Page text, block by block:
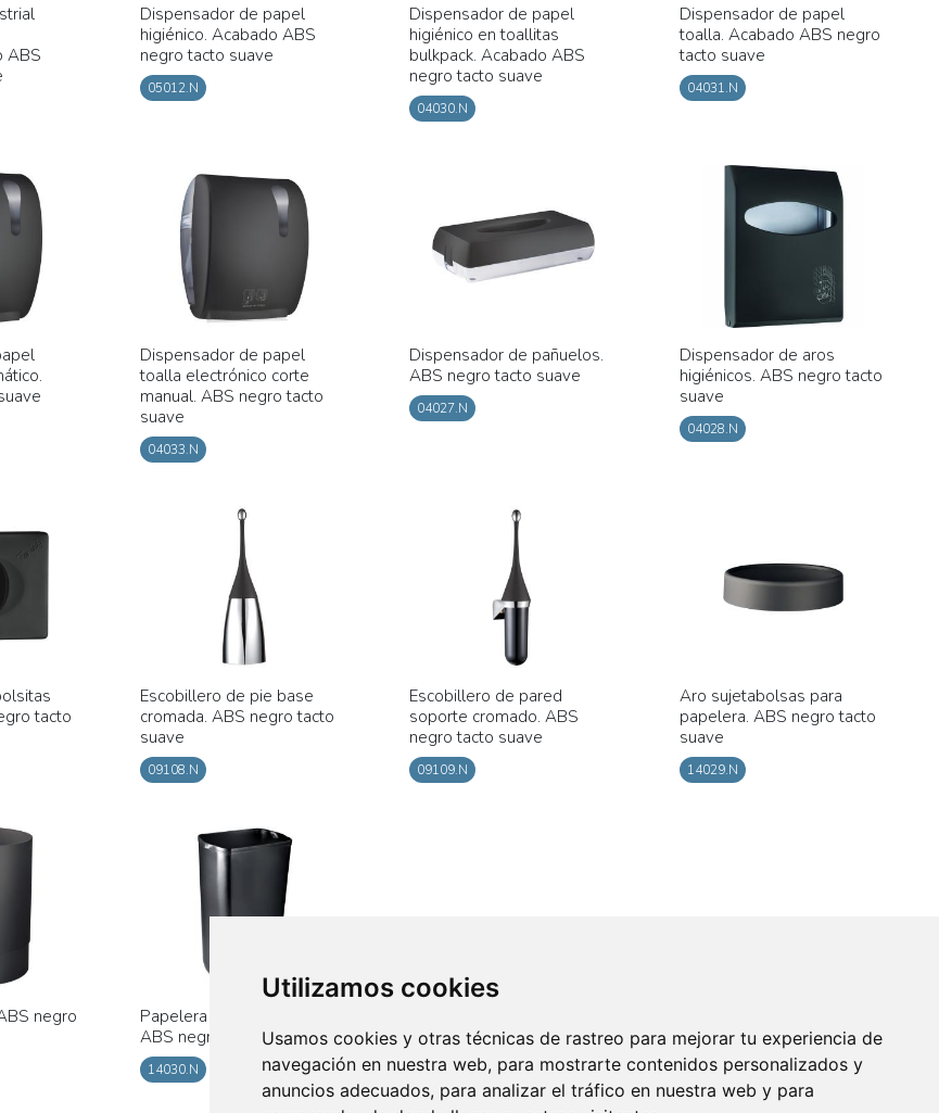
Utilizamos cookies
Usamos cookies y otras técnicas de rastreo para mejorar tu experiencia de
navegación en nuestra web, para mostrarte contenidos personalizados y
anuncios adecuados, para analizar el tráfico en nuestra web y para
ABS
Dispensador de papel
higiénico. Acabado ABS
negro tacto suave
05012.N
Dispensador de papel
higiénico en toallitas
bulkpack. Acabado ABS
negro tacto suave
04030.N
Dispensador de papel
toalla. Acabado ABS negro
tacto suave
04031.N
Dispensador de papel
toalla electrónico corte
manual. ABS negro tacto
suave
04033.N
Dispensador de pañuelos.
ABS negro tacto suave
04027.N
Dispensador de aros
higiénicos. ABS negro tacto
suave
04028.N
tacto
Escobillero de pie base
cromada. ABS negro tacto
suave
09108.N
Escobillero de pared
soporte cromado. ABS
negro tacto suave
09109.N
Aro sujetabolsas para
papelera. ABS negro tacto
suave
14029.N
negro
Papelera de pie 23 litros.
ABS negro tacto suave
14030.N